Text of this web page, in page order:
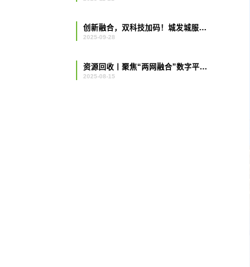
创新融合，双科技加码！城发城服秀出环卫新图景
2025-09-28
资源回收丨聚焦“两网融合”数字平台，重塑资源回收价值链
2025-08-15